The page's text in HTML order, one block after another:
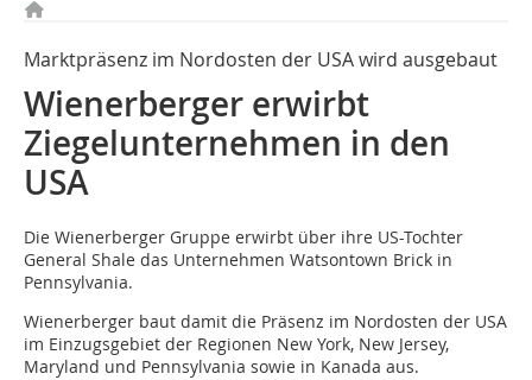
Marktpräsenz im Nordosten der USA wird ausgebaut
Wienerberger erwirbt
Ziegelunternehmen in den
USA
Die Wienerberger Gruppe erwirbt über ihre US-Tochter
General Shale das Unternehmen Watsontown Brick in
Pennsylvania.
Wienerberger baut damit die Präsenz im Nordosten der USA
im Einzugsgebiet der Regionen New York, New Jersey,
Maryland und Pennsylvania sowie in Kanada aus.